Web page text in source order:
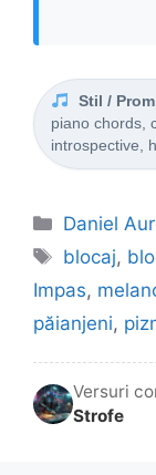
Stil /
piano chords,
introspective,
Categorii
Daniel
Etichete
blocaj,
Impas,
păianjeni,
Versuri
Strofe